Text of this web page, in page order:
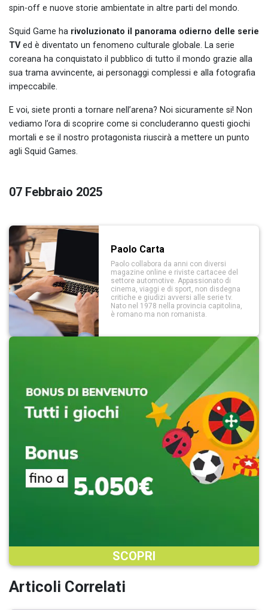
spin-off e nuove storie ambientate in altre parti del mondo.
Squid Game ha rivoluzionato il panorama odierno delle serie
TVed è diventato un fenomeno culturale globale. La serie
coreana ha conquistato il pubblico di tutto il mondo grazie alla
sua trama avvincente, ai personaggi complessi e alla fotografia
impeccabile.
E voi, siete pronti a tornare nell’arena? Noi sicuramente si! Non
vediamo l’ora di scoprire come si concluderanno questi giochi
mortali e se il nostro protagonista riuscirà a mettere un punto
agli Squid Games.
07 Febbraio 2025
Paolo Carta
Paolo collabora da anni con diversi
magazine online e riviste cartacee del
settore automotive. Appassionato di
cinema, viaggi e di sport, non disdegna
critiche e giudizi avversi alle serie tv.
Nato nel 1978 nella provincia capitolina,
è romano ma non romanista.
SCOPRI
Articoli Correlati